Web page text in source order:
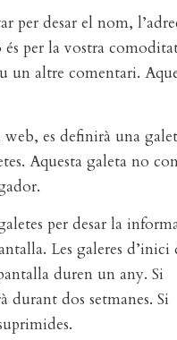
per desar el nom,
per la vostra
un altre comentari.
es definirà una
Aquesta galeta no
per desar la
Les galeres d’inici
duren un any. Si
durant dos setmanes. Si